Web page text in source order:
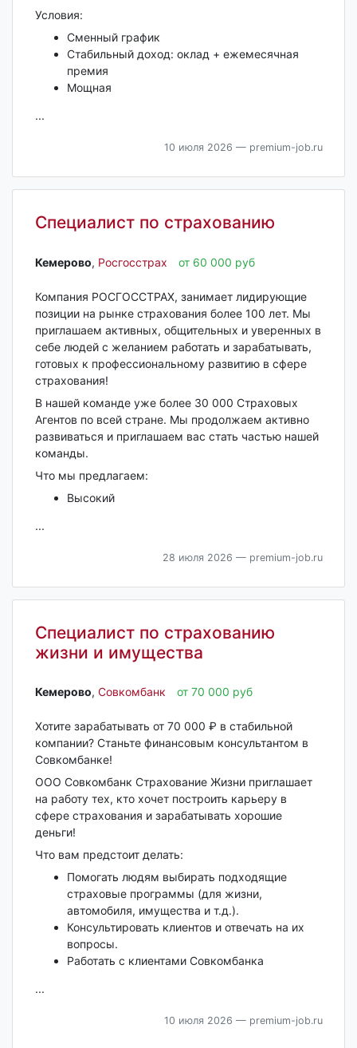
Условия:
Сменный график
Стабильный доход: оклад + ежемесячная
премия
Мощная
...
10 июля 2026 — premium-job.ru
Специалист по страхованию
Кемерово‎, Росгосстрах от 60 000 руб
Компания РОСГОССТРАХ, занимает лидирующие
позиции на рынке страхования более 100 лет. Мы
приглашаем активных, общительных и уверенных в
себе людей с желанием работать и зарабатывать,
готовых к профессиональному развитию в сфере
страхования!
В нашей команде уже более 30 000 Страховых
Агентов по всей стране. Мы продолжаем активно
развиваться и приглашаем вас стать частью нашей
команды.
Что мы предлагаем:
Высокий
...
28 июля 2026 — premium-job.ru
Специалист по страхованию
жизни и имущества
Кемерово‎, Совкомбанк от 70 000 руб
Хотите зарабатывать от 70 000 ₽ в стабильной
компании? Станьте финансовым консультантом в
Совкомбанке!
ООО Совкомбанк Страхование Жизни приглашает
на работу тех, кто хочет построить карьеру в
сфере страхования и зарабатывать хорошие
деньги!
Что вам предстоит делать:
Помогать людям выбирать подходящие
страховые программы (для жизни,
автомобиля, имущества и т.д.).
Консультировать клиентов и отвечать на их
вопросы.
Работать с клиентами Совкомбанка
...
10 июля 2026 — premium-job.ru